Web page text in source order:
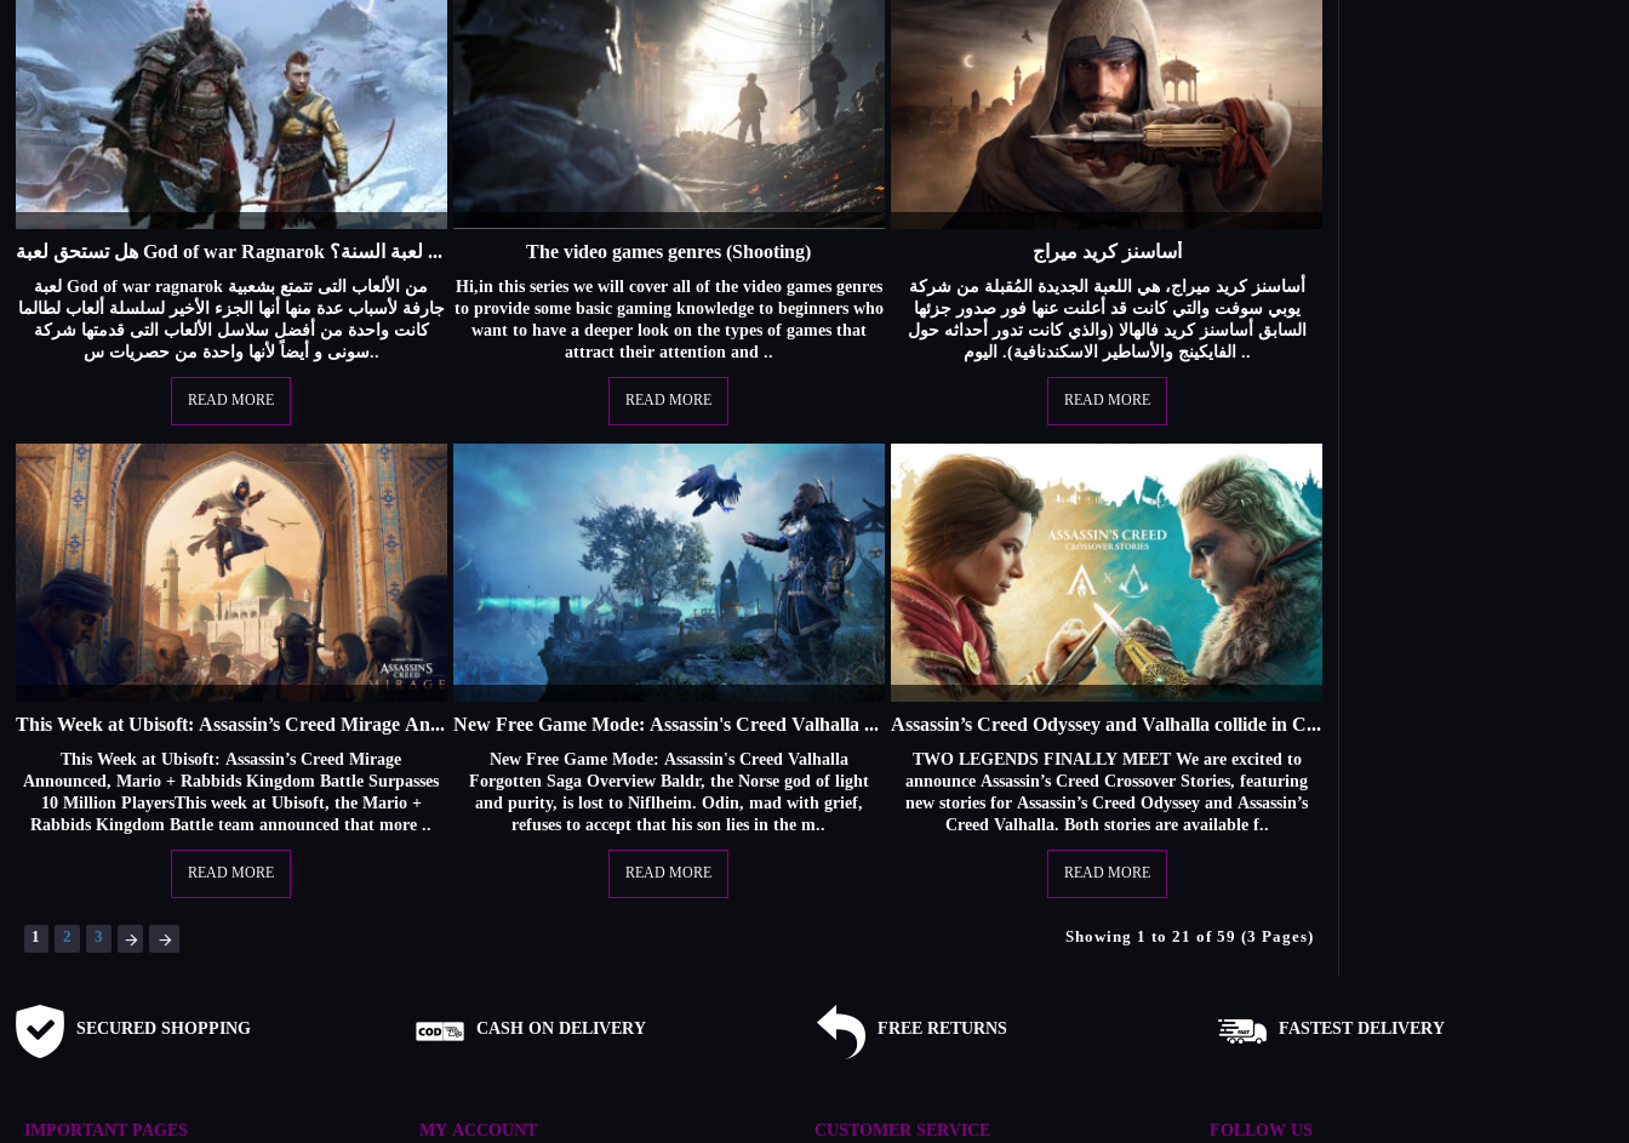
هل تستحق لعبة God of war Ragnarok لقب لعبة السنة؟
لعبة God of war ragnarok من الألعاب التى تتمتع بشعبية
جارفة لأسباب عدة منها أنها الجزء الأخير لسلسلة ألعاب لطالما
كانت واحدة من أفضل سلاسل الألعاب التى قدمتها شركة
سونى و أيضاً لأنها واحدة من حصريات س..
READ MORE
The video games genres (Shooting)
Hi,in this series we will cover all of the video games genres
to provide some basic gaming knowledge to beginners who
want to have a deeper look on the types of games that
attract their attention and ..
READ MORE
أساسنز كريد ميراج
أساسنز كريد ميراج، هي اللعبة الجديدة المُقبلة من شركة
يوبي سوفت والتي كانت قد أعلنت عنها فور صدور جزئها
السابق أساسنز كريد فالهالا (والذي كانت تدور أحداثه حول
الفايكينج والأساطير الاسكندنافية). اليوم ..
READ MORE
This Week at Ubisoft: Assassin’s Creed Mirage Announced, Mario + Rabbids Kingdom Battle Surpasses 10 Million Players Brittany Spurlin This week at Ubisoft, the Mario + Rabbids Kingdom Battle team announced that more than 10 million people have played the
This Week at Ubisoft: Assassin’s Creed Mirage
Announced, Mario + Rabbids Kingdom Battle Surpasses
10 Million PlayersThis week at Ubisoft, the Mario +
Rabbids Kingdom Battle team announced that more ..
READ MORE
New Free Game Mode: Assassin's Creed Valhalla Forgotten Saga
New Free Game Mode: Assassin's Creed Valhalla
Forgotten Saga Overview Baldr, the Norse god of light
and purity, is lost to Niflheim. Odin, mad with grief,
refuses to accept that his son lies in the m..
READ MORE
Assassin’s Creed Odyssey and Valhalla collide in Crossover Stories
TWO LEGENDS FINALLY MEET We are excited to
announce Assassin’s Creed Crossover Stories, featuring
new stories for Assassin’s Creed Odyssey and Assassin’s
Creed Valhalla. Both stories are available f..
READ MORE
1 2 3 Showing 1 to 21 of 59 (3 Pages)
SECURED SHOPPING CASH ON DELIVERY FREE RETURNS FASTEST DELIVERY
IMPORTANT PAGES MY ACCOUNT CUSTOMER SERVICE FOLLOW US